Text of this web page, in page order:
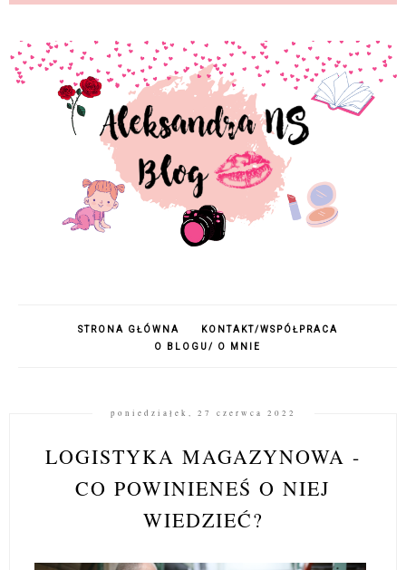
STRONA GŁÓWNA
KONTAKT/WSPÓŁPRACA
O BLOGU/ O MNIE
poniedziałek, 27 czerwca 2022
LOGISTYKA MAGAZYNOWA -
CO POWINIENEŚ O NIEJ
WIEDZIEĆ?